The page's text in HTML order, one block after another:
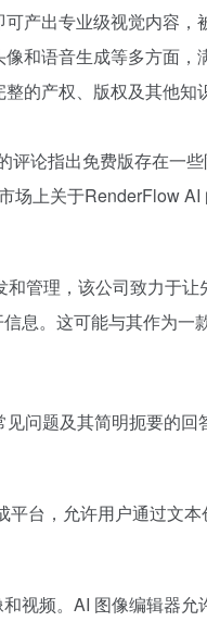
产出专业级视觉内容，
和语音生成等多方面，
的产权、版权及其他知
论指出免费版存在一
场上关于RenderFlow
管理，该公司致力于
息。这可能与其作为
问题及其简明扼要的回
台，允许用户通过文
视频。AI 图像编辑器